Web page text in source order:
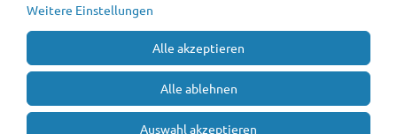
Weitere Einstellungen
Alle akzeptieren
Alle ablehnen
Auswahl akzeptieren